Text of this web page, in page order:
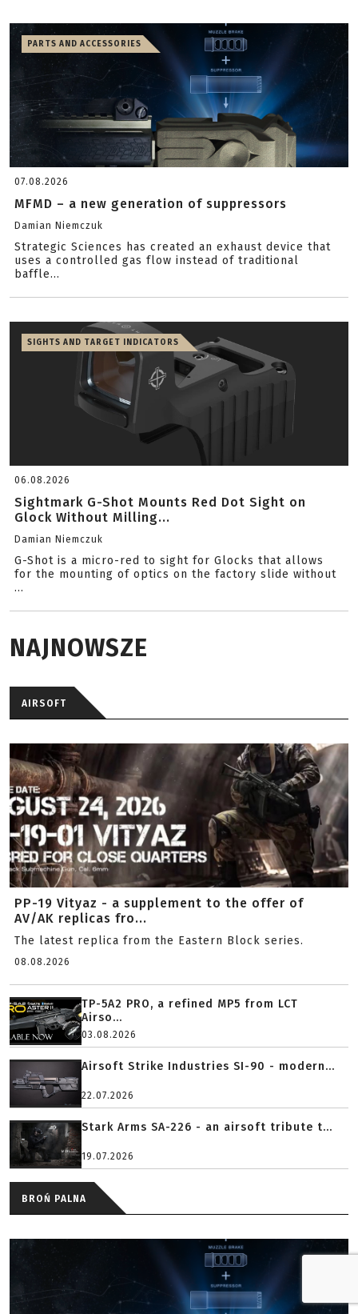
PARTS AND ACCESSORIES
07.08.2026
MFMD – a new generation of suppressors
Damian Niemczuk
Strategic Sciences has created an exhaust device that
uses a controlled gas flow instead of traditional
baffle...
SIGHTS AND TARGET INDICATORS
06.08.2026
Sightmark G-Shot Mounts Red Dot Sight on
Glock Without Milling...
Damian Niemczuk
G-Shot is a micro-red to sight for Glocks that allows
for the mounting of optics on the factory slide without
...
NAJNOWSZE
AIRSOFT
PP-19 Vityaz - a supplement to the offer of
AV/AK replicas fro...
The latest replica from the Eastern Block series.
08.08.2026
TP-5A2 PRO, a refined MP5 from LCT
Airso...
03.08.2026
Airsoft Strike Industries SI-90 - modern...
22.07.2026
Stark Arms SA-226 - an airsoft tribute t...
19.07.2026
BROŃ PALNA